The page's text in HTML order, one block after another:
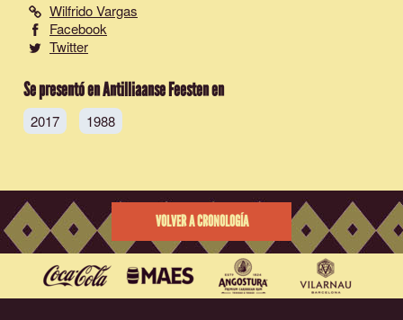
Wilfrido Vargas
Facebook
Twitter
Se presentó en Antilliaanse Feesten en
2017 1988
VOLVER A CRONOLOGÍA